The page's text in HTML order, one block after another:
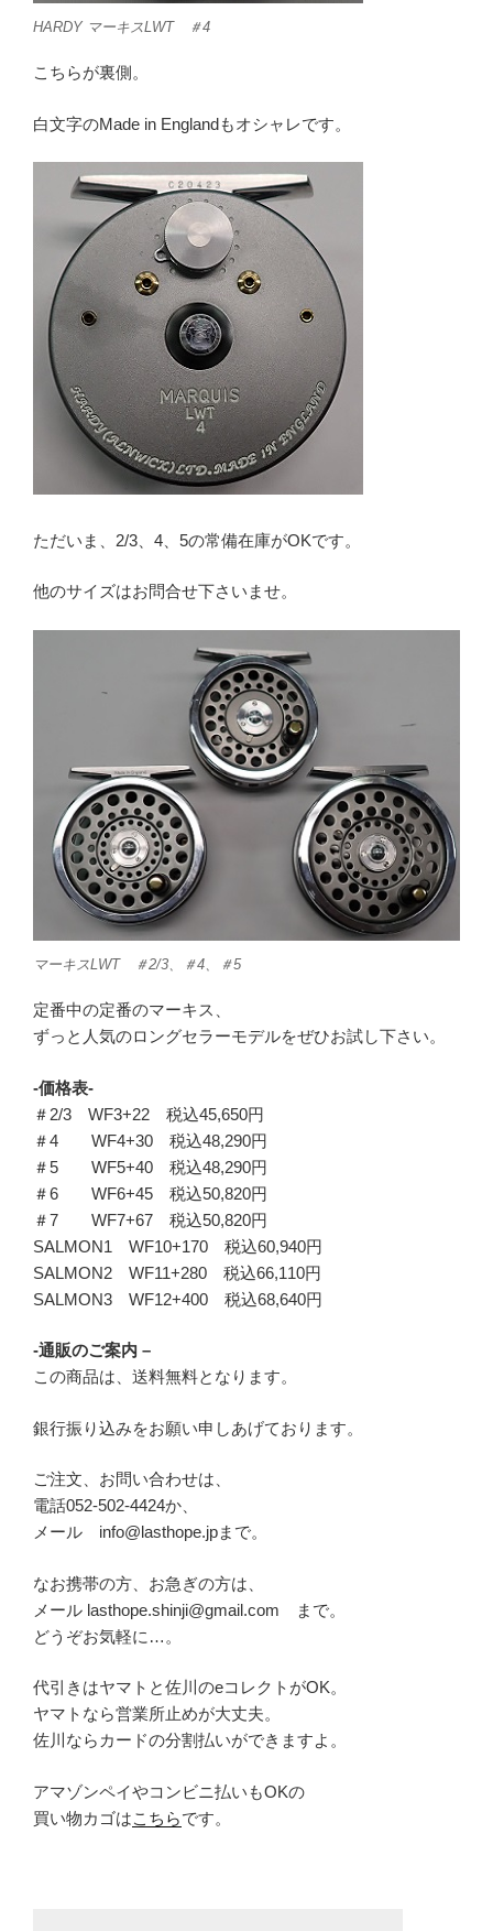
HARDY マーキスLWT ＃4
こちらが裏側。
白文字のMade in Englandもオシャレです。
ただいま、2/3、4、5の常備在庫がOKです。
他のサイズはお問合せ下さいませ。
マーキスLWT ＃2/3、＃4、＃5
定番中の定番のマーキス、
ずっと人気のロングセラーモデルをぜひお試し下さい。
-価格表-
＃2/3 WF3+22 税込45,650円
＃4 WF4+30 税込48,290円
＃5 WF5+40 税込48,290円
＃6 WF6+45 税込50,820円
＃7 WF7+67 税込50,820円
SALMON1 WF10+170 税込60,940円
SALMON2 WF11+280 税込66,110円
SALMON3 WF12+400 税込68,640円
-通販のご案内 –
この商品は、送料無料となります。
銀行振り込みをお願い申しあげております。
ご注文、お問い合わせは、
電話052-502-4424か、
メール info@lasthope.jpまで。
なお携帯の方、お急ぎの方は、
メール lasthope.shinji@gmail.com まで。
どうぞお気軽に…。
代引きはヤマトと佐川のeコレクトがOK。
ヤマトなら営業所止めが大丈夫。
佐川ならカードの分割払いができますよ。
アマゾンペイやコンビニ払いもOKの
買い物カゴはこちらです。